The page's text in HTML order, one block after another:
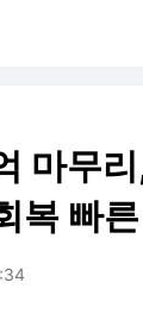
마무
복 빠